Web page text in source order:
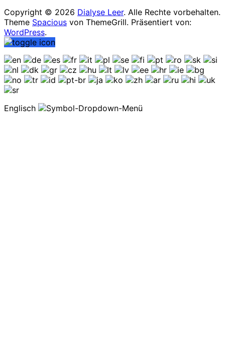
Copyright © 2026 Dialyse Leer. Alle Rechte vorbehalten.
Theme Spacious von ThemeGrill. Präsentiert von:
WordPress.
Englisch